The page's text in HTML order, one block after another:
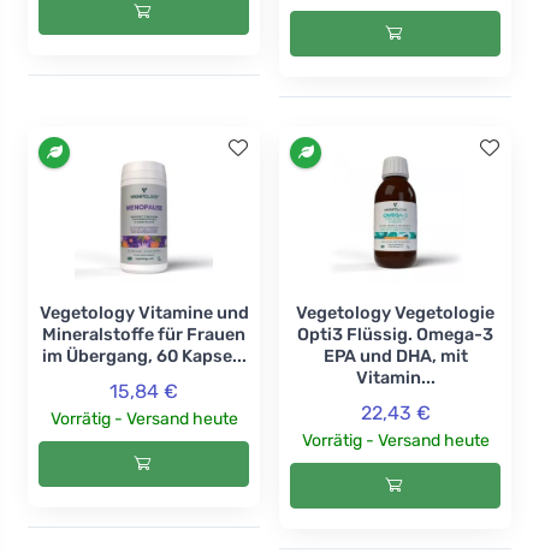
Vegetology Vitamine und
Mineralstoffe für Frauen
im Übergang, 60 Kapse...
15,84 €
Vorrätig - Versand heute
Vegetology Vegetologie
Opti3 Flüssig. Omega-3
EPA und DHA, mit
Vitamin...
22,43 €
Vorrätig - Versand heute